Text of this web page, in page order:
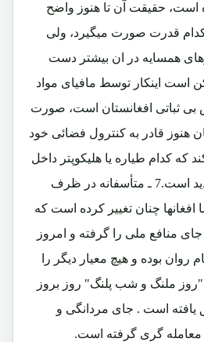
است، حقیقت آن تا هنوز واضح
قدرت صورت میگیرد، ولی
همسایه در ان بیشتر دست
است اینکار توسط مافیای مواد
ثباتی افغانستان است، صورت
هنوز قادر به کنترول فضائی خود
کدام طیاره یا هلیکوپتر داخل
حریم فضائی کشور گردید است.7 ـ متأسفانه در ظرف
چنان تغییر کرده است که
منافع ملی را گرفته و امروز
روان بوده و هیچ معیار دیگر را
"روز ملنگ و شب پلنگ" روز بروز
یافته است . جای مردانگی و
معامله گری گرفته است.